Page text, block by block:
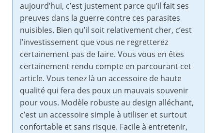
aujourd’hui, c’est justement parce qu’il fait ses
preuves dans la guerre contre ces parasites
nuisibles. Bien qu’il soit relativement cher, c’est
l’investissement que vous ne regretterez
certainement pas de faire. Vous vous en êtes
certainement rendu compte en parcourant cet
article. Vous tenez là un accessoire de haute
qualité qui fera des poux un mauvais souvenir
pour vous. Modèle robuste au design alléchant,
c’est un accessoire simple à utiliser et surtout
confortable et sans risque. Facile à entretenir,